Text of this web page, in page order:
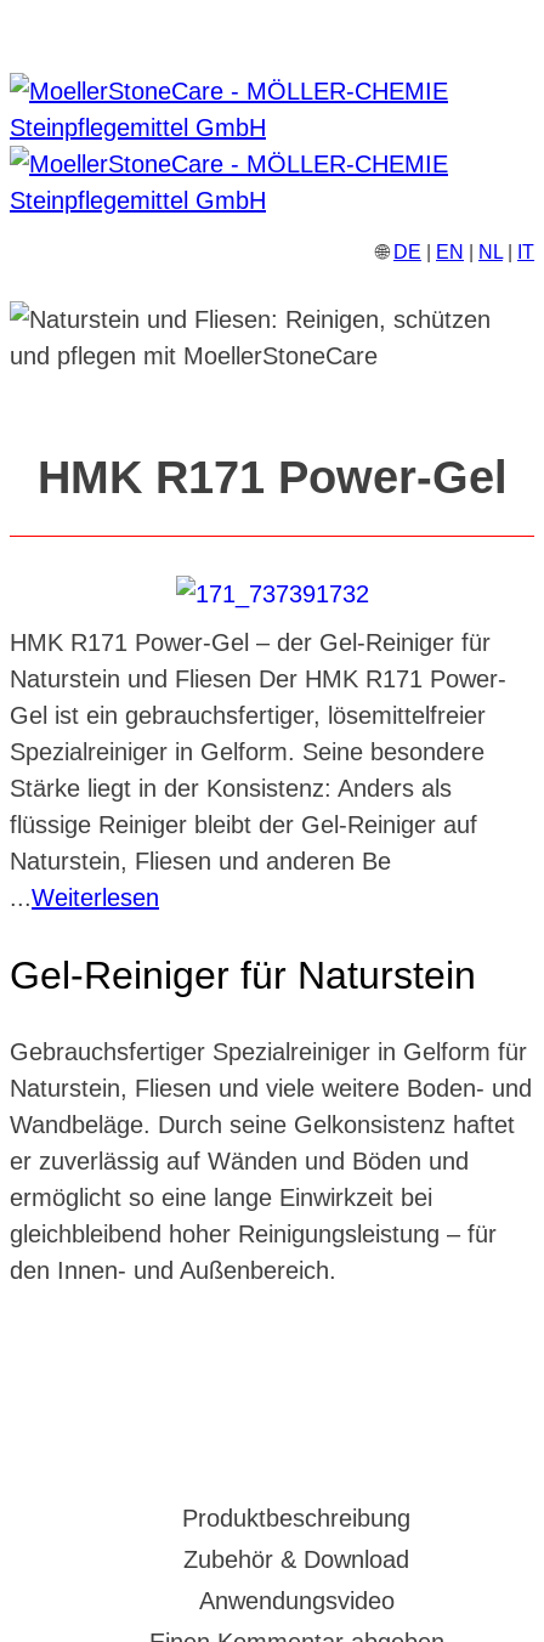
🌐 DE EN NL IT
HMK R171 Power-Gel
HMK R171 Power-Gel – der Gel-Reiniger für
Naturstein und Fliesen Der HMK R171 Power-
Gel ist ein gebrauchsfertiger, lösemittelfreier
Spezialreiniger in Gelform. Seine besondere
Stärke liegt in der Konsistenz: Anders als
flüssige Reiniger bleibt der Gel-Reiniger auf
Naturstein, Fliesen und anderen Be
...Weiterlesen
Gel-Reiniger für Naturstein
Gebrauchsfertiger Spezialreiniger in Gelform für
Naturstein, Fliesen und viele weitere Boden- und
Wandbeläge. Durch seine Gelkonsistenz haftet
er zuverlässig auf Wänden und Böden und
ermöglicht so eine lange Einwirkzeit bei
gleichbleibend hoher Reinigungsleistung – für
den Innen- und Außenbereich.
Produktbeschreibung
Zubehör & Download
Anwendungsvideo